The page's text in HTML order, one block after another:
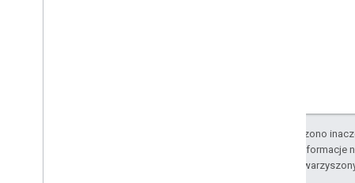
O ile nie stwierdzono
Szczegółowe informacje
podmiotów